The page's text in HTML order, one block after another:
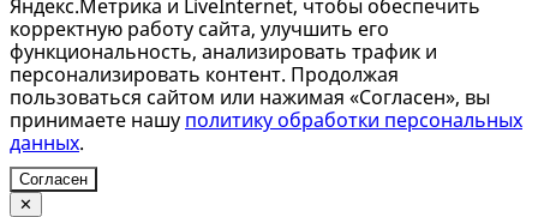
Яндекс.Метрика и LiveInternet, чтобы обеспечить
корректную работу сайта, улучшить его
функциональность, анализировать трафик и
персонализировать контент. Продолжая
пользоваться сайтом или нажимая «Согласен», вы
принимаете нашу политику обработки персональных
данных.
Согласен
✕